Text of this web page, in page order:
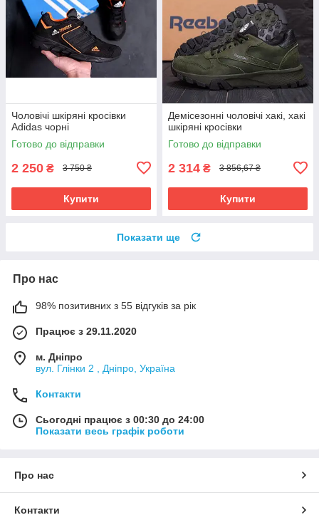
Чоловічі шкіряні кросівки
Adidas чорні
Готово до відправки
2 250 ₴ 3 750 ₴
Купити
Демісезонні чоловічі хакі, хакі
шкіряні кросівки
Готово до відправки
2 314 ₴ 3 856,67 ₴
Купити
Показати ще
Про нас
98% позитивних з 55 відгуків за рік
Працює з 29.11.2020
м. Дніпро
вул. Глінки 2 , Дніпро, Україна
Контакти
Сьогодні працює з 00:30 до 24:00
Показати весь графік роботи
Про нас
Контакти